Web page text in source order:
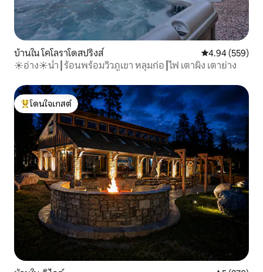
บ้านใน โคโลราโดสปริงส์ คะแนนเฉลี่ย
4.94 (559)
☀อ่าง☀น้ำ┃ร้อนพร้อมวิวภูเขา หลุมก่อ┃ไฟ เตาผิง เตาย่าง
โดนใจเกสต์ที่สุด
โดนใจเกสต์